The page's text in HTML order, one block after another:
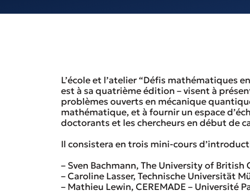
L’école et l’atelier “Défis mathématiques
est à sa quatrième édition – visent à
problèmes ouverts en mécanique
mathématique, et à fournir un espace
doctorants et les chercheurs en début de
Il consistera en trois mini-cours
– Sven Bachmann, The University of British
– Caroline Lasser, Technische Universität
– Mathieu Lewin, CEREMADE – Université